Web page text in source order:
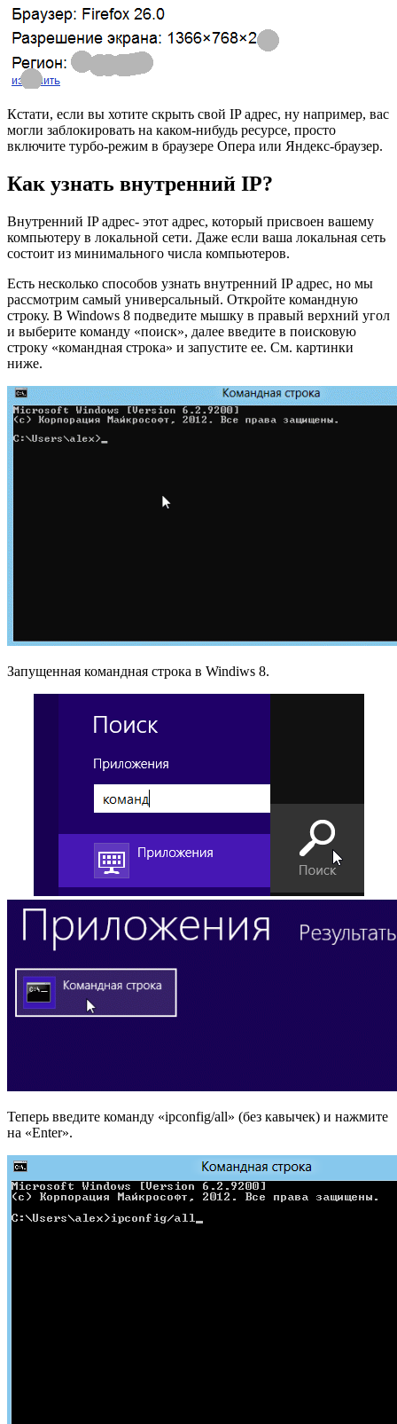
Кстати, если вы хотите скрыть свой IP адрес, ну например, вас
могли заблокировать на каком-нибудь ресурсе, просто
включите турбо-режим в браузере Опера или Яндекс-браузер.
Как узнать внутренний IP?
Внутренний IP адрес- этот адрес, который присвоен вашему
компьютеру в локальной сети. Даже если ваша локальная сеть
состоит из минимального числа компьютеров.
Есть несколько способов узнать внутренний IP адрес, но мы
рассмотрим самый универсальный. Откройте командную
строку. В Windows 8 подведите мышку в правый верхний угол
и выберите команду «поиск», далее введите в поисковую
строку «командная строка» и запустите ее. См. картинки
ниже.
Запущенная командная строка в Windiws 8.
Теперь введите команду «ipconfig/all» (без кавычек) и нажмите
на «Enter».